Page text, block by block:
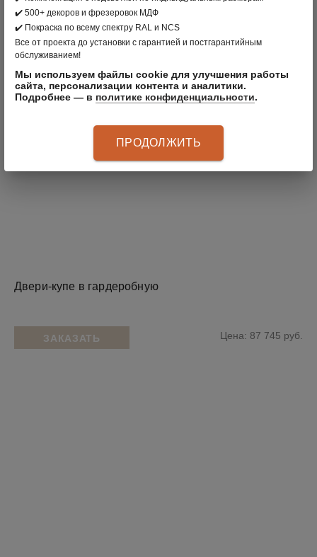
Двери-купе в гардеробную
ЗАКАЗАТЬ Цена: 87 745 руб.
✔️ 500+ декоров и фрезеровок МДФ
✔️ Покраска по всему спектру RAL и NCS
Все от проекта до установки с гарантией и постгарантийным
обслуживанием!
Мы используем файлы cookie для улучшения работы
сайта, персонализации контента и аналитики.
Подробнее — в политике конфиденциальности.
ПРОДОЛЖИТЬ